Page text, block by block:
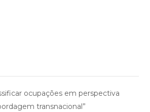
ocupações em perspectiva
transnacional”